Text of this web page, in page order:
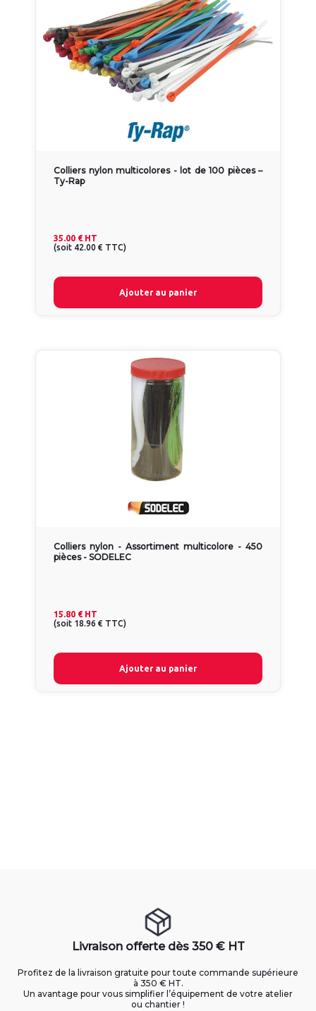
Colliers nylon multicolores - lot de 100 pièces –
Ty-Rap
35.00 € HT
(soit 42.00 € TTC)
Ajouter au panier
Colliers nylon - Assortiment multicolore - 450
pièces - SODELEC
15.80 € HT
(soit 18.96 € TTC)
Ajouter au panier
Livraison offerte dès 350 € HT
Profitez de la livraison gratuite pour toute commande supérieure
à 350 € HT.
Un avantage pour vous simplifier l’équipement de votre atelier
ou chantier !